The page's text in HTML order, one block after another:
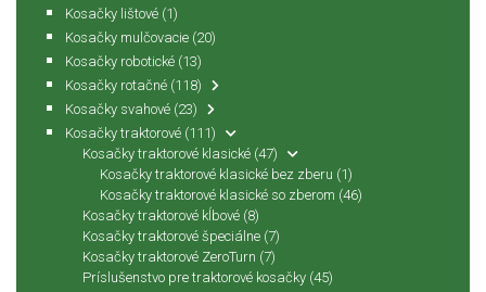
Kosačky lištové (1)
Kosačky mulčovacie (20)
Kosačky robotické (13)
Kosačky rotačné (118)
Kosačky svahové (23)
Kosačky traktorové (111)
Kosačky traktorové klasické (47)
Kosačky traktorové klasické bez zberu (1)
Kosačky traktorové klasické so zberom (46)
Kosačky traktorové kĺbové (8)
Kosačky traktorové špeciálne (7)
Kosačky traktorové ZeroTurn (7)
Príslušenstvo pre traktorové kosačky (45)